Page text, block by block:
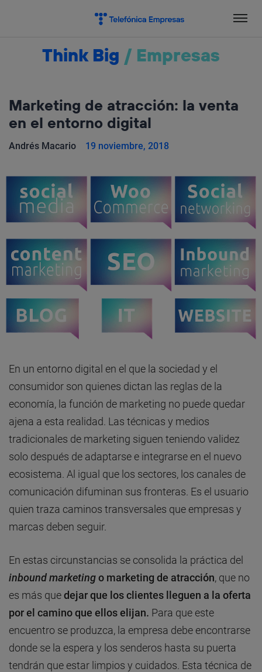
Think Big / Empresas
Marketing de atracción: la venta
en el entorno digital
Andrés Macario 19 noviembre, 2018
En un entorno digital en el que la sociedad y el
consumidor son quienes dictan las reglas de la
economía, la función de marketing no puede quedar
ajena a esta realidad. Las técnicas y medios
tradicionales de marketing siguen teniendo validez
solo después de adaptarse e integrarse en el nuevo
ecosistema. Al igual que los sectores, los canales de
comunicación difuminan sus fronteras. Es el usuario
quien traza caminos transversales que empresas y
marcas deben seguir.
En estas circunstancias se consolida la práctica del
inbound marketingo marketing de atracción, que no
es más quedejar que los clientes lleguen a la oferta
por el camino que ellos elijan. Para que este
encuentro se produzca, la empresa debe encontrarse
donde se la espera y los senderos hasta su puerta
tendrán que estar limpios y cuidados. Esta técnica de